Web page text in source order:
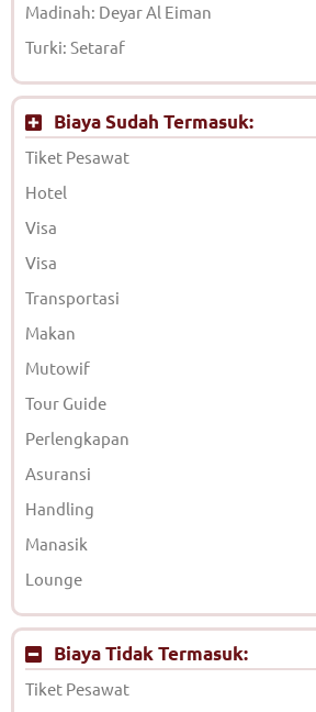
Madinah: Deyar Al Eiman
Turki: Setaraf
Biaya Sudah Termasuk:
Tiket Pesawat
Hotel
Visa
Visa
Transportasi
Makan
Mutowif
Tour Guide
Perlengkapan
Asuransi
Handling
Manasik
Lounge
Biaya Tidak Termasuk:
Tiket Pesawat